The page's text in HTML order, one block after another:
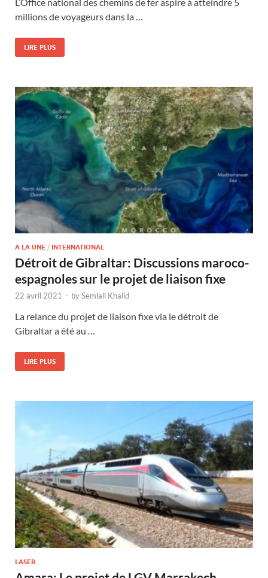
millions de voyageurs dans la …
LIRE PLUS
A LA UNE / INTERNATIONAL
Détroit de Gibraltar: Discussions maroco-
espagnoles sur le projet de liaison fixe
22 avril 2021 - bySemlali Khalid
La relance du projet de liaison fixe via le détroit de
Gibraltar a été au …
LIRE PLUS
LASER